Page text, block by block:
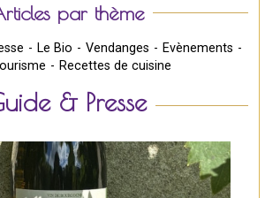
par thème
Le Bio Vendanges
Evènements
Recettes de cuisine
& Presse